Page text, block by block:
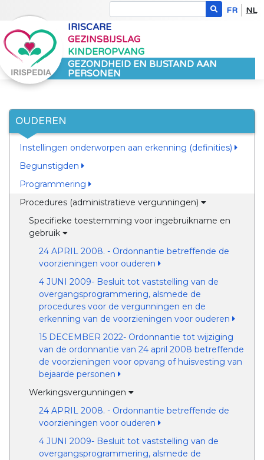
FR NL
IRISCARE
GEZINSBIJSLAG
KINDEROPVANG
GEZONDHEID EN BIJSTAND AAN
PERSONEN
OUDEREN
Instellingen onderworpen aan erkenning (definities)
Begunstigden
Programmering
Procedures (administratieve vergunningen)
Specifieke toestemming voor ingebruikname en
gebruik
24 APRIL 2008. - Ordonnantie betreffende de
voorzieningen voor ouderen
4 JUNI 2009- Besluit tot vaststelling van de
overgangsprogrammering, alsmede de
procedures voor de vergunningen en de
erkenning van de voorzieningen voor ouderen
15 DECEMBER 2022- Ordonnantie tot wijziging
van de ordonnantie van 24 april 2008 betreffende
de voorzieningen voor opvang of huisvesting van
bejaarde personen
Werkingsvergunningen
24 APRIL 2008. - Ordonnantie betreffende de
voorzieningen voor ouderen
4 JUNI 2009- Besluit tot vaststelling van de
overgangsprogrammering, alsmede de